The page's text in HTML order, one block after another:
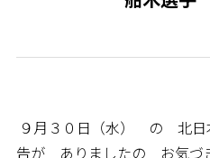
９月３０日（水） の 北
告が ありましたの お気づ